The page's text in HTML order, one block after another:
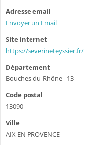
Adresse email
Envoyer un Email
Site internet
https://severineteyssier.fr/
Département
Bouches-du-Rhône - 13
Code postal
13090
Ville
AIX EN PROVENCE